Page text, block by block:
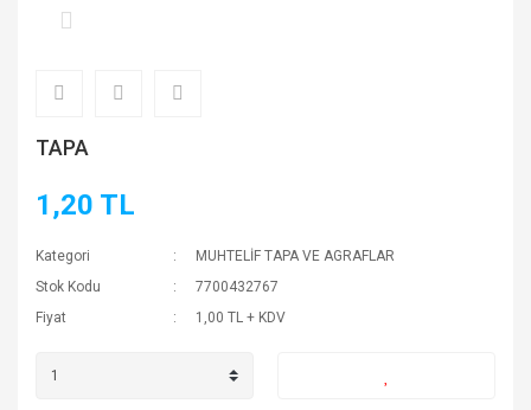
TAPA
1,20 TL
Kategori
MUHTELİF TAPA VE AGRAFLAR
Stok Kodu
7700432767
Fiyat
1,00 TL + KDV